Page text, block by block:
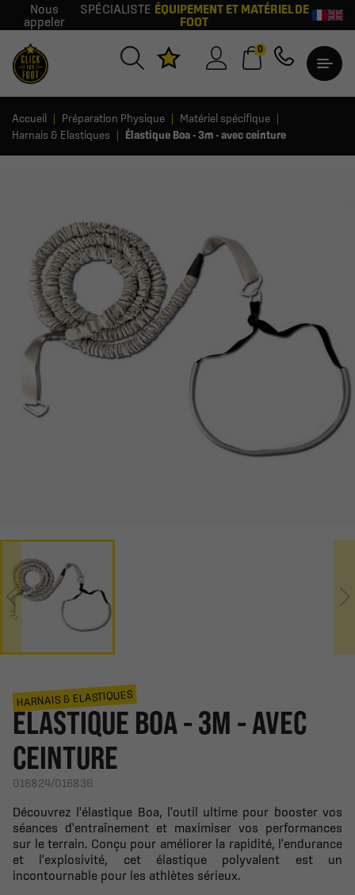
Nous
appeler
SPÉCIALISTE ÉQUIPEMENT ET MATÉRIEL DE
FOOT
0
Accueil Préparation Physique
Matériel spécifique
Harnais & Elastiques
Élastique Boa - 3m - avec ceinture
HARNAIS & ELASTIQUES
ÉLASTIQUE BOA - 3M - AVEC
CEINTURE
016824/016836
Découvrez l'élastique Boa, l'outil ultime pour booster vos
séances d'entraînement et maximiser vos performances
sur le terrain. Conçu pour améliorer la rapidité, l'endurance
et l'explosivité, cet élastique polyvalent est un
incontournable pour les athlètes sérieux.